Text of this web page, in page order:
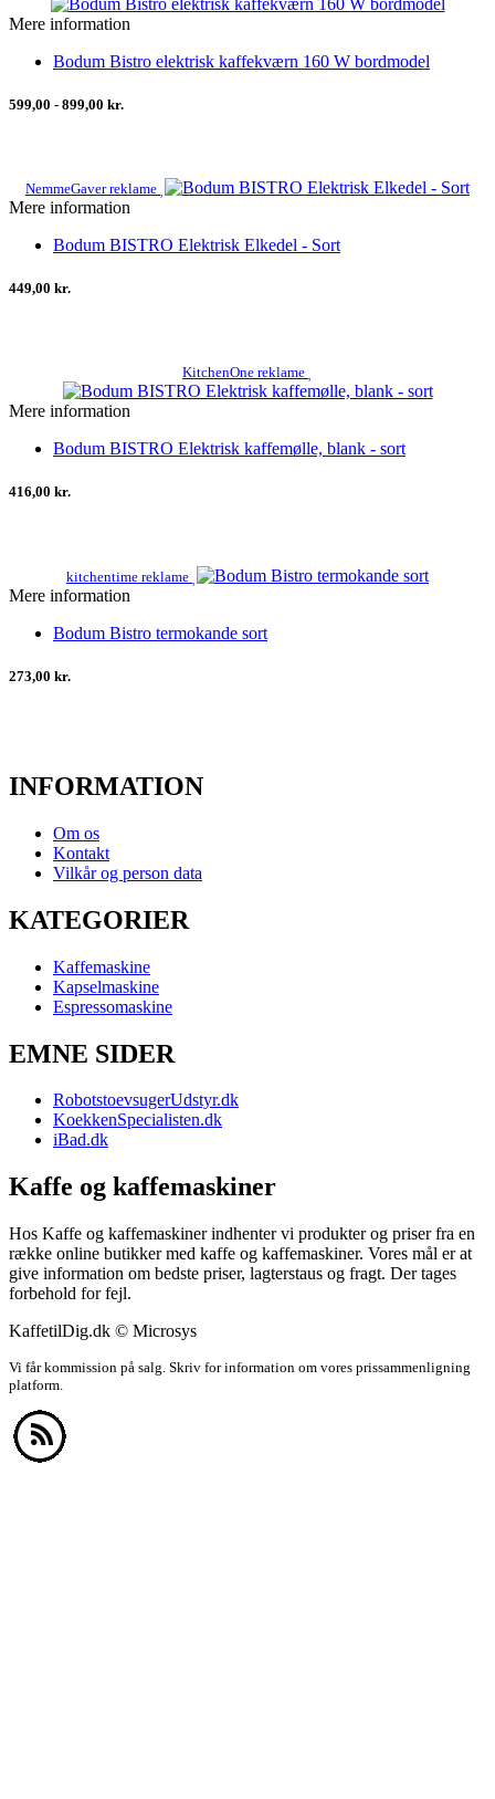
Mere information
Bodum Bistro elektrisk kaffekværn 160 W bordmodel
599,00 - 899,00 kr.
NemmeGaver reklame
Mere information
Bodum BISTRO Elektrisk Elkedel - Sort
449,00 kr.
KitchenOne reklame
Mere information
Bodum BISTRO Elektrisk kaffemølle, blank - sort
416,00 kr.
kitchentime reklame
Mere information
Bodum Bistro termokande sort
273,00 kr.
INFORMATION
Om os
Kontakt
Vilkår og person data
KATEGORIER
Kaffemaskine
Kapselmaskine
Espressomaskine
EMNE SIDER
RobotstoevsugerUdstyr.dk
KoekkenSpecialisten.dk
iBad.dk
Kaffe og kaffemaskiner
Hos Kaffe og kaffemaskiner indhenter vi produkter og priser fra en
række online butikker med kaffe og kaffemaskiner. Vores mål er at
give information om bedste priser, lagterstaus og fragt. Der tages
forbehold for fejl.
KaffetilDig.dk © Microsys
Vi får kommission på salg. Skriv for information om vores prissammenligning
platform.